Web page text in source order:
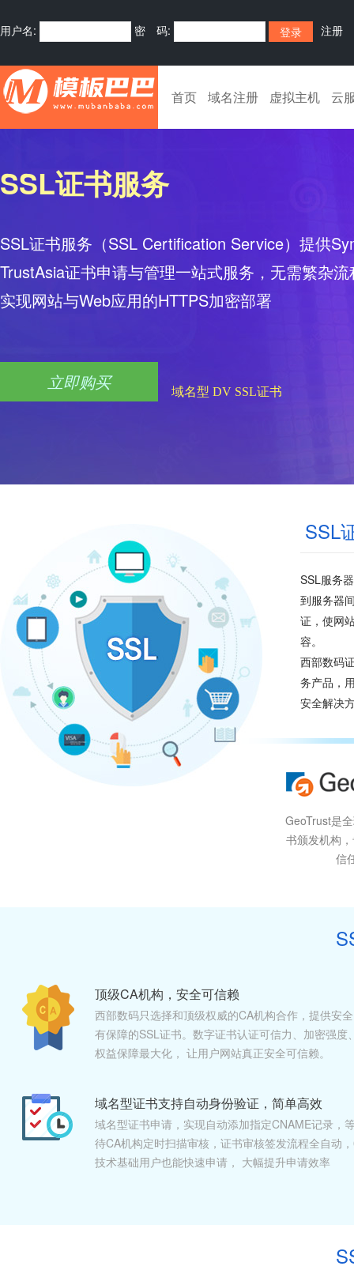
用户名: 密 码: 注册
首页 域名注册 虚拟主机 云
SSL证书服务
SSL证书服务（SSL Certification Service）提供
TrustAsia证书申请与管理一站式服务，无需繁杂
实现网站与Web应用的HTTPS加密部署
立即购买 域名型 DV SSL证书
SSL
SSL服务
到服务器
证，使网
容。
西部数码
务产品，
安全解决
GeoTrust是
书颁发机构
信
顶级CA机构，安全可信赖
西部数码只选择和顶级权威的CA机构合作，提供安全
有保障的SSL证书。数字证书认证可信力、加密强度
权益保障最大化， 让用户网站真正安全可信赖。
域名型证书支持自动身份验证，简单高效
域名型证书申请，实现自动添加指定CNAME记录，
待CA机构定时扫描审核，证书审核签发流程全自动
技术基础用户也能快速申请， 大幅提升申请效率